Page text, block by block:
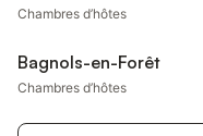
Chambres d’hôtes
Bagnols-en-Forêt
Chambres d’hôtes